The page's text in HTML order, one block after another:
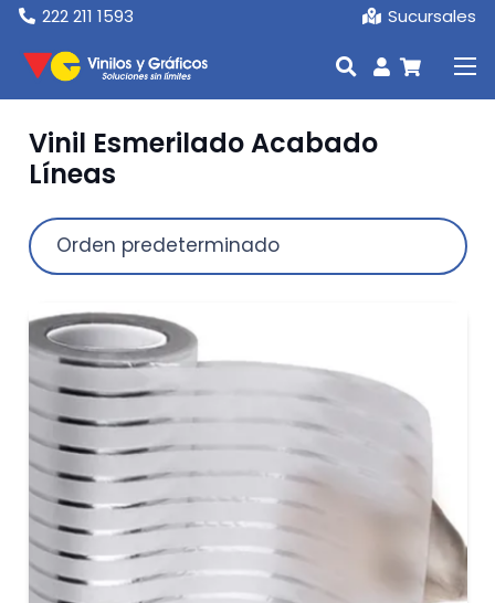
222 211 1593 Sucursales
Vinil Esmerilado Acabado
Líneas